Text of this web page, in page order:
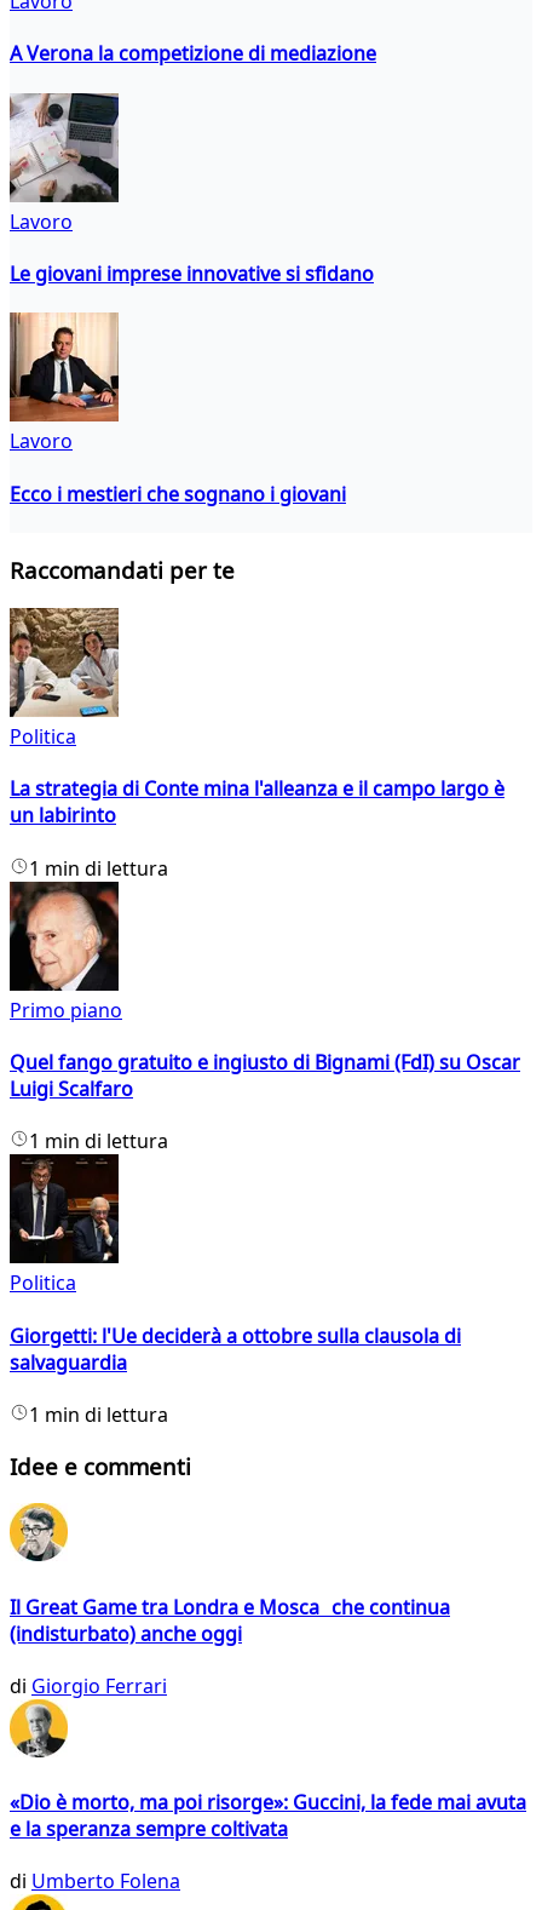
A Verona la competizione di mediazione
Lavoro
Le giovani imprese innovative si sfidano
Lavoro
Ecco i mestieri che sognano i giovani
Raccomandati per te
Politica
La strategia di Conte mina l'alleanza e il campo largo è
un labirinto
1 min di lettura
Primo piano
Quel fango gratuito e ingiusto di Bignami (FdI) su Oscar
Luigi Scalfaro
1 min di lettura
Politica
Giorgetti: l'Ue deciderà a ottobre sulla clausola di
salvaguardia
1 min di lettura
Idee e commenti
Il Great Game tra Londra e Mosca che continua
(indisturbato) anche oggi
di Giorgio Ferrari
«Dio è morto, ma poi risorge»: Guccini, la fede mai avuta
e la speranza sempre coltivata
di Umberto Folena